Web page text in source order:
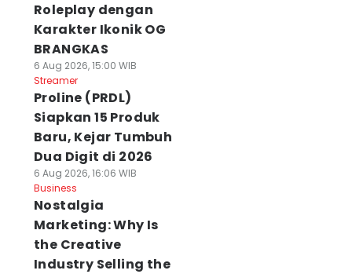
Roleplay dengan
Karakter Ikonik OG
BRANGKAS
6 Aug 2026, 15:00 WIB
Streamer
Proline (PRDL)
Siapkan 15 Produk
Baru, Kejar Tumbuh
Dua Digit di 2026
6 Aug 2026, 16:06 WIB
Business
Nostalgia
Marketing: Why Is
the Creative
Industry Selling the